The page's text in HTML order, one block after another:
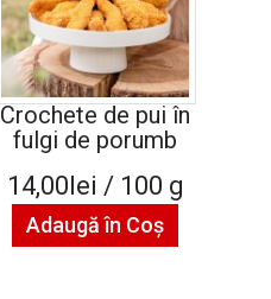
Crochete de pui în
fulgi de porumb
14,00lei / 100 g
Adaugă în Coş